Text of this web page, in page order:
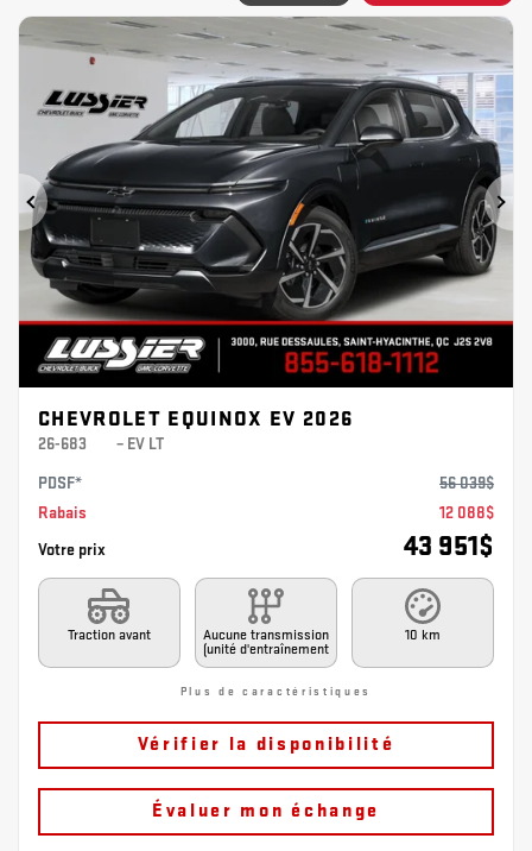
Précédent
CHEVROLET EQUINOX EV 2026
26-683
– EV LT
PDSF*
56 039$
Rabais
12 088$
Votre prix
43 951$
Traction avant
Aucune transmission
(unité d'entraînement
10 km
Plus de caractéristiques
Vérifier la disponibilité
Évaluer mon échange